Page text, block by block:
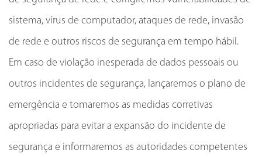
sistema, vírus de computador, ataques de rede, invasão
de rede e outros riscos de segurança em tempo hábil.
Em caso de violação inesperada de dados pessoais ou
outros incidentes de segurança, lançaremos o plano de
emergência e tomaremos as medidas corretivas
apropriadas para evitar a expansão do incidente de
segurança e informaremos as autoridades competentes